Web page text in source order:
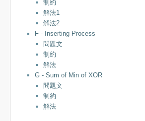
制約
解法1
解法2
F - Inserting Process
問題文
制約
解法
G - Sum of Min of XOR
問題文
制約
解法